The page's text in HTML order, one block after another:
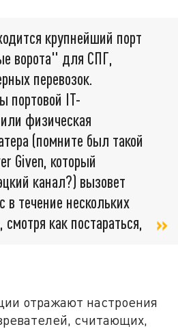
крупнейший порт
ворота" для СПГ,
перевозок.
портовой IT-
физическая
(помните был такой
Given, который
канал?) вызовет
в течение нескольких
как постараться,
отражают настроения
считающих,